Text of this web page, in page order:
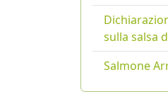
sulla salsa
Salmone